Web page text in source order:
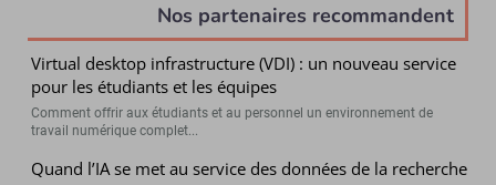
Nos partenaires recommandent
Virtual desktop infrastructure (VDI) : un nouveau service
pour les étudiants et les équipes
Comment offrir aux étudiants et au personnel un environnement de
travail numérique complet...
Quand l’IA se met au service des données de la recherche